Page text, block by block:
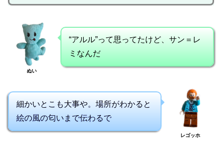
ぬい
“アルル”って思ってたけど、サン＝レ
ミなんだ
細かいとこも大事や。場所がわかると
絵の風の匂いまで伝わるで
レゴッホ